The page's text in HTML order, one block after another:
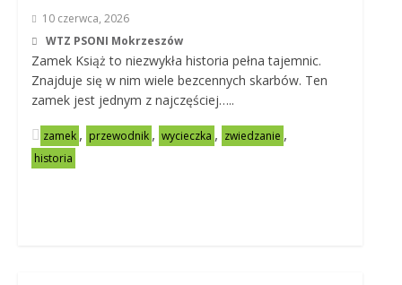
10 czerwca, 2026
WTZ PSONI Mokrzeszów
Zamek Książ to niezwykła historia pełna tajemnic.
Znajduje się w nim wiele bezcennych skarbów. Ten
zamek jest jednym z najczęściej…..
zamek , przewodnik , wycieczka , zwiedzanie ,
historia